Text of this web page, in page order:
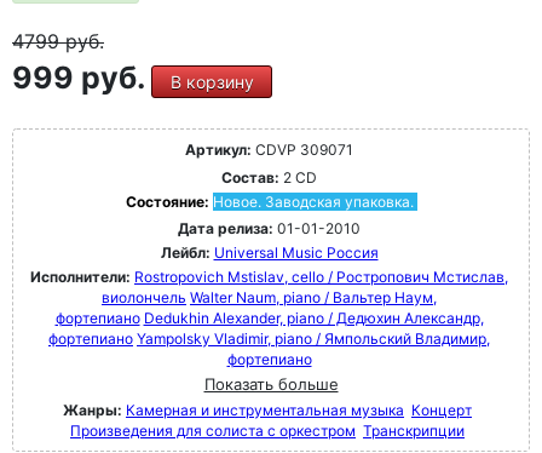
4799руб.
999 руб. В корзину
Артикул: CDVP 309071
Состав: 2 CD
Состояние: Новое. Заводская упаковка.
Дата релиза: 01-01-2010
Лейбл: Universal Music Россия
Исполнители: Rostropovich Mstislav, cello / Ростропович Мстислав,
виолончель Walter Naum, piano / Вальтер Наум,
фортепиано Dedukhin Alexander, piano / Дедюхин Александр,
фортепиано Yampolsky Vladimir, piano / Ямпольский Владимир,
фортепиано
Показать больше
Жанры: Камерная и инструментальная музыка Концерт
Произведения для солиста с оркестром Транскрипции